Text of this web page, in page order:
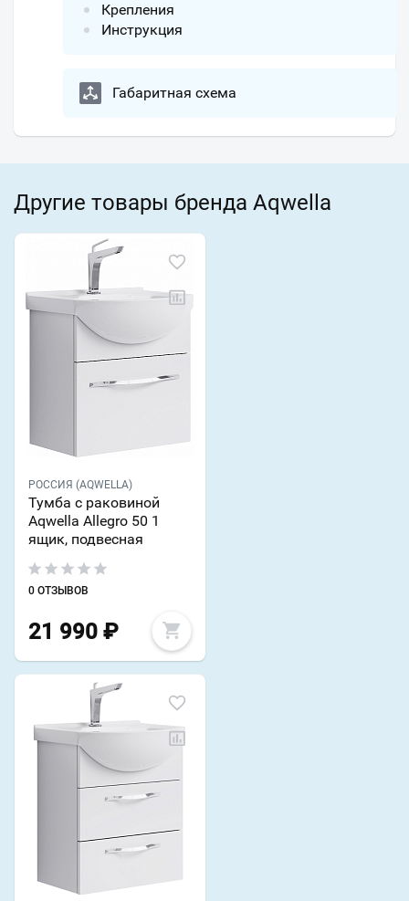
Крепления
Инструкция
Габаритная схема
Другие товары бренда Aqwella
РОССИЯ (AQWELLA)
Тумба с раковиной
Aqwella Allegro 50 1
ящик, подвесная
0 ОТЗЫВОВ
21 990 ₽